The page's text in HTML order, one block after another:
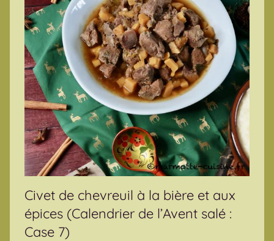
Civet de chevreuil à la bière et aux
épices (Calendrier de l’Avent salé :
Case 7)